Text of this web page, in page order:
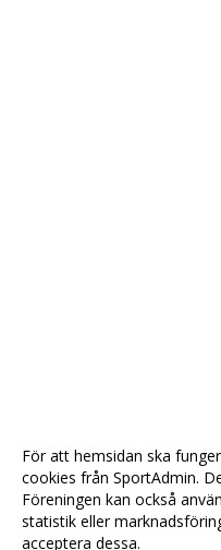
För att hemsidan ska
cookies från SportAdmin.
Föreningen kan också
statistik eller
acceptera dessa.